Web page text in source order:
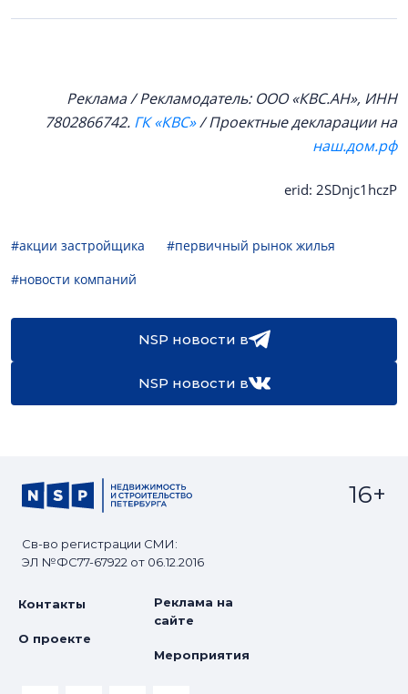
Реклама / Рекламодатель: ООО «КВС.АН», ИНН
7802866742. ГК «КВС»/ Проектные декларации на
наш.дом.рф
erid: 2SDnjc1hczP
#акции застройщика
#первичный рынок жилья
#новости компаний
NSP новости в
NSP новости в
Св-во регистрации СМИ:
ЭЛ №ФС77-67922 от 06.12.2016
16+
Контакты
О проекте
Реклама на
сайте
Мероприятия